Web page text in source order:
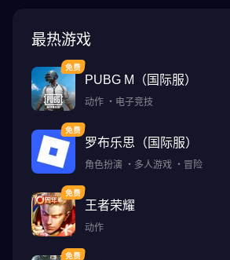
最热游戏
PUBG M（国际服）
动作 ・ 电子竞技
罗布乐思（国际服）
角色扮演 ・ 多人游戏 ・ 冒险
王者荣耀
动作